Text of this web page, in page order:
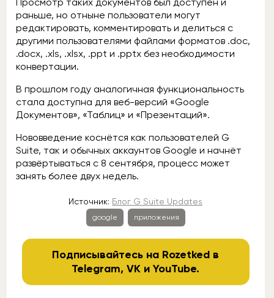
раньше, но отныне пользователи могут
редактировать, комментировать и делиться с
другими пользователями файлами форматов .doc,
.docx, .xls, .xlsx, .ppt и .pptx без необходимости
конвертации.
В прошлом году аналогичная функциональность
стала доступна для веб-версий «Google
Документов», «Таблиц» и «Презентаций».
Нововведение коснётся как пользователей G
Suite, так и обычных аккаунтов Google и начнёт
развёртываться с 8 сентября, процесс может
занять более двух недель.
Источник: Блог G Suite Updates
google приложения
Подписывайтесь на Rozetked в
Telegram,VK иYouTube.